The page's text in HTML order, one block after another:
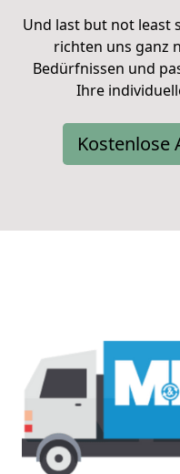
Und last but not least
richten uns ganz
Bedürfnissen und
Ihre
Kostenlose